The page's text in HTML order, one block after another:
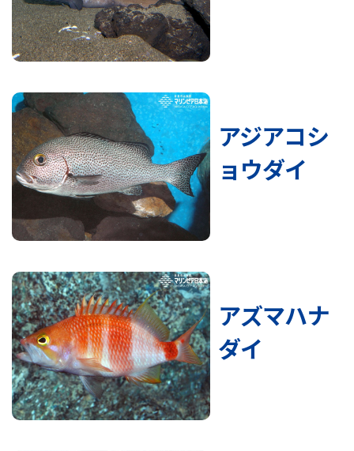
アジアコシ
ョウダイ
アズマハナ
ダイ